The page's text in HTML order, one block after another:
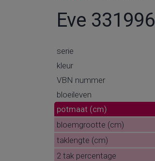
Eve 331996
serie
kleur
VBN nummer
bloeileven
potmaat (cm)
bloemgrootte (cm)
taklengte (cm)
2 tak percentage